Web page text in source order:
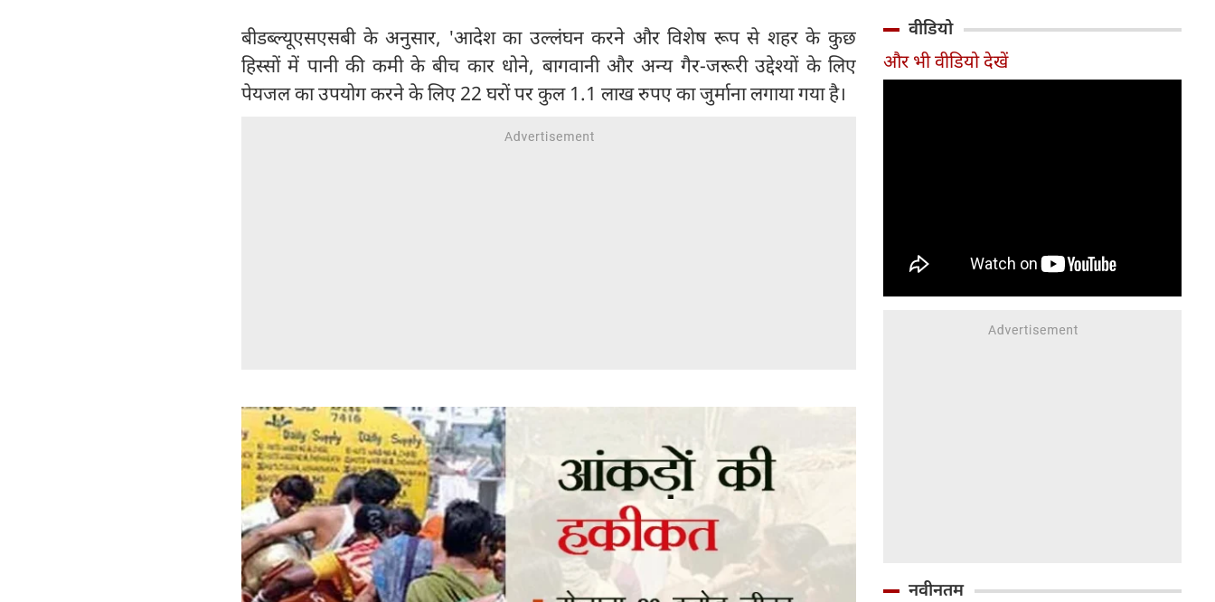
बीडब्ल्यूएसएसबी के अनुसार, 'आदेश का उल्लंघन करने और विशेष रूप से शहर के कुछ
हिस्सों में पानी की कमी के बीच कार धोने, बागवानी और अन्य गैर-जरूरी उद्देश्यों के लिए
पेयजल का उपयोग करने के लिए 22 घरों पर कुल 1.1 लाख रुपए का जुर्माना लगाया गया है।
चेसिस जैसे फीचर्स मिलते हैं।
इथेनॉल मिलाने की कोई योजना नहीं
है।
वीडियो
और भी वीडियो देखें
नवीनतम